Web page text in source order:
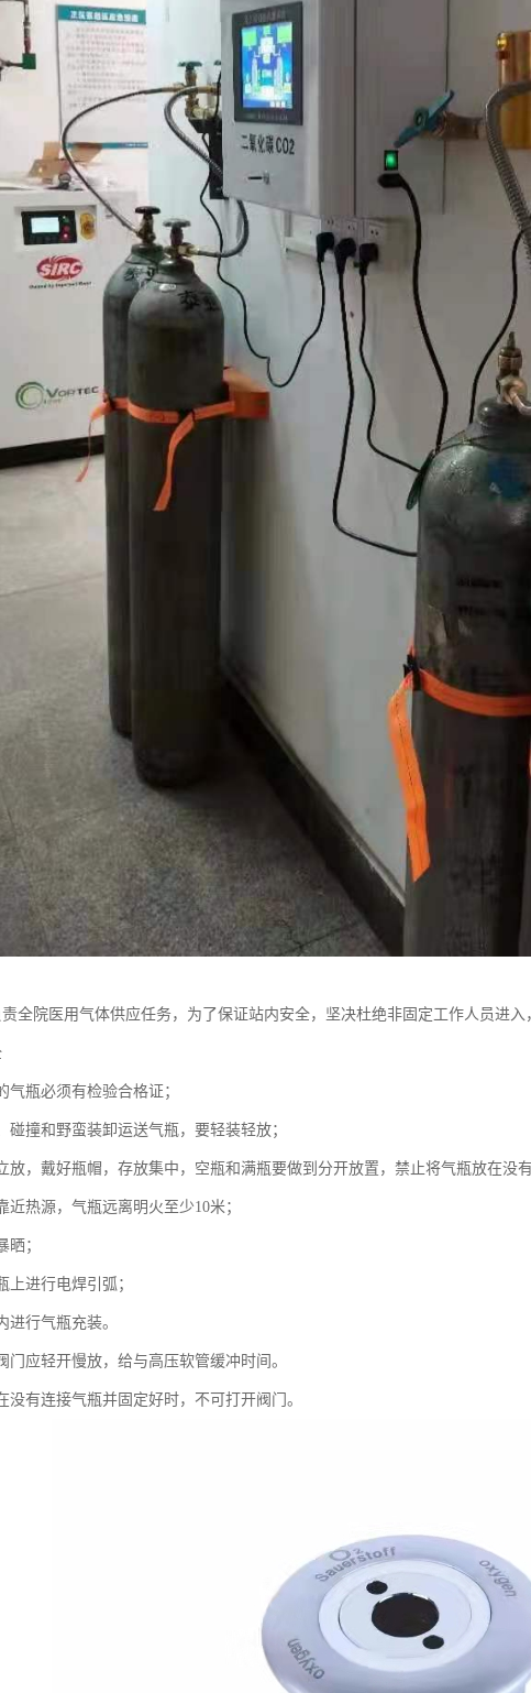
全院医用气体供应任务，为了保证站内安全，坚决杜绝非固定工作人员进入
气瓶必须有检验合格证；
碰撞和野蛮装卸运送气瓶，要轻装轻放；
放，戴好瓶帽，存放集中，空瓶和满瓶要做到分开放置，禁止将气瓶放在没
近热源，气瓶远离明火至少10米；
晒；
上进行电焊引弧；
进行气瓶充装。
门应轻开慢放，给与高压软管缓冲时间。
没有连接气瓶并固定好时，不可打开阀门。